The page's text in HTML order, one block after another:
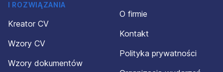
I ROZWIĄZANIA
Kreator CV
Wzory CV
Wzory dokumentów
O firmie
Kontakt
Polityka prywatności